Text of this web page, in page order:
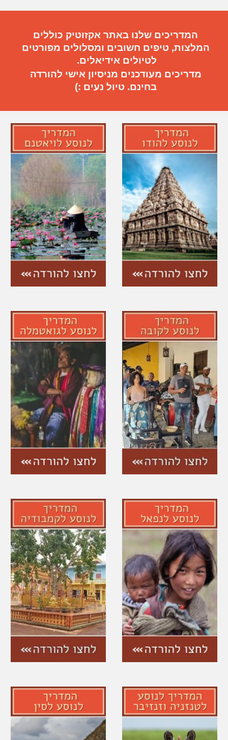
המדריכים שלנו באתר אקזוטיק כוללים
המלצות, טיפים חשובים ומסלולים מפורטים
לטיולים אידיאלים.
מדריכים מעודכנים מניסיון אישי להורדה
בחינם. טיול נעים :)